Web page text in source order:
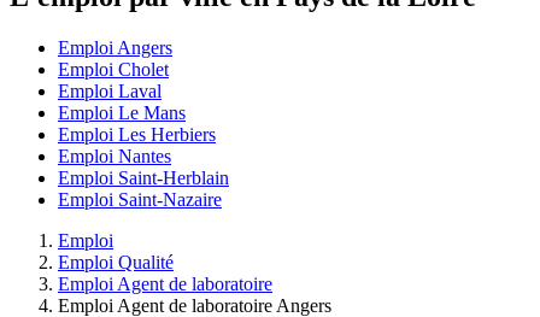
Emploi Angers
Emploi Cholet
Emploi Laval
Emploi Le Mans
Emploi Les Herbiers
Emploi Nantes
Emploi Saint-Herblain
Emploi Saint-Nazaire
Emploi
Emploi Qualité
Emploi Agent de laboratoire
Emploi Agent de laboratoire Angers